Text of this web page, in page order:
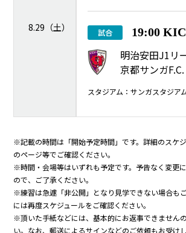
8.29（土） 試合 19:00
明治安田J1リ
京都サンガF.C.
スタジアム：サンガスタジア
※記載の時間は「開始予定時間」です。詳細のスケ
のページ等でご確認ください。
※時間・会場等はいずれも予定です。予告なく変更
ので、ご了承ください。
※練習は急遽「非公開」となり見学できない場合も
には再度スケジュールをご確認ください。
※頂いた手紙などには、基本的にお返事できません
い。なお、郵送によるサインなどのご依頼もお受け